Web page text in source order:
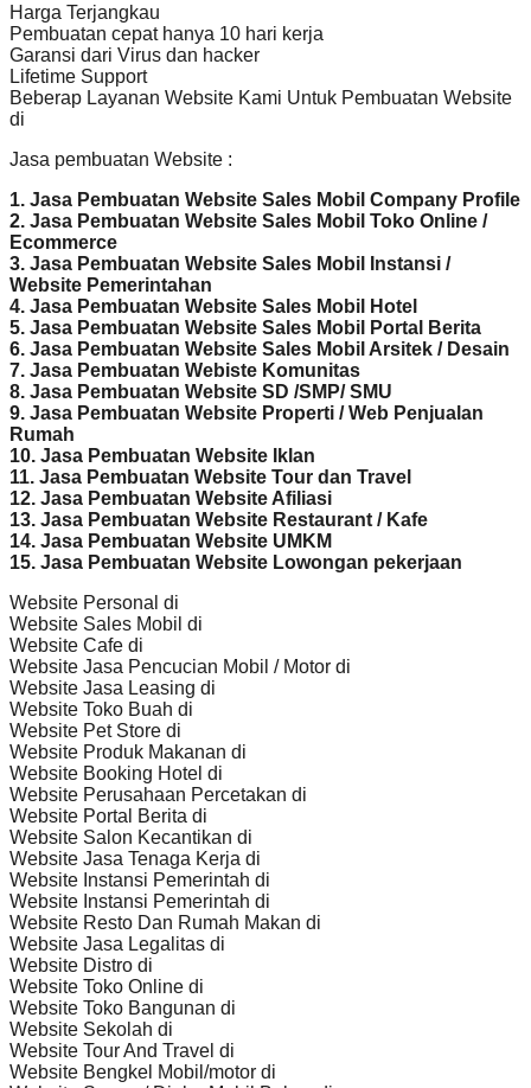
Harga Terjangkau
Pembuatan cepat hanya 10 hari kerja
Garansi dari Virus dan hacker
Lifetime Support
Beberap Layanan Website Kami Untuk Pembuatan Website
di
Jasa pembuatan Website :
1. Jasa Pembuatan Website Sales Mobil Company Profile
2. Jasa Pembuatan Website Sales Mobil Toko Online /
Ecommerce
3. Jasa Pembuatan Website Sales Mobil Instansi /
Website Pemerintahan
4. Jasa Pembuatan Website Sales Mobil Hotel
5. Jasa Pembuatan Website Sales Mobil Portal Berita
6. Jasa Pembuatan Website Sales Mobil Arsitek / Desain
7. Jasa Pembuatan Webiste Komunitas
8. Jasa Pembuatan Website SD /SMP/ SMU
9. Jasa Pembuatan Website Properti / Web Penjualan
Rumah
10. Jasa Pembuatan Website Iklan
11. Jasa Pembuatan Website Tour dan Travel
12. Jasa Pembuatan Website Afiliasi
13. Jasa Pembuatan Website Restaurant / Kafe
14. Jasa Pembuatan Website UMKM
15. Jasa Pembuatan Website Lowongan pekerjaan
Website Personal di
Website Sales Mobil di
Website Cafe di
Website Jasa Pencucian Mobil / Motor di
Website Jasa Leasing di
Website Toko Buah di
Website Pet Store di
Website Produk Makanan di
Website Booking Hotel di
Website Perusahaan Percetakan di
Website Portal Berita di
Website Salon Kecantikan di
Website Jasa Tenaga Kerja di
Website Instansi Pemerintah di
Website Instansi Pemerintah di
Website Resto Dan Rumah Makan di
Website Jasa Legalitas di
Website Distro di
Website Toko Online di
Website Toko Bangunan di
Website Sekolah di
Website Tour And Travel di
Website Bengkel Mobil/motor di